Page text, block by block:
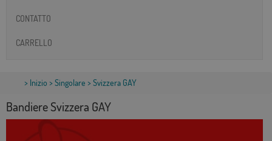
CONTATTO
CARRELLO
> Inizio > Singolare > Svizzera GAY
Bandiere Svizzera GAY